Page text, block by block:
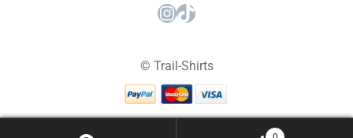
Instagram
TikTok
© Trail-Shirts